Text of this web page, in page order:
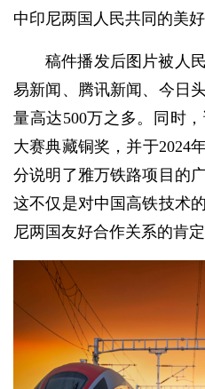
中印尼两国人民共同的美好
稿件播发后图片被人
易新闻、腾讯新闻、今日
量高达500万之多。同时
大赛典藏铜奖，并于2024
分说明了雅万铁路项目的
这不仅是对中国高铁技术
尼两国友好合作关系的肯定